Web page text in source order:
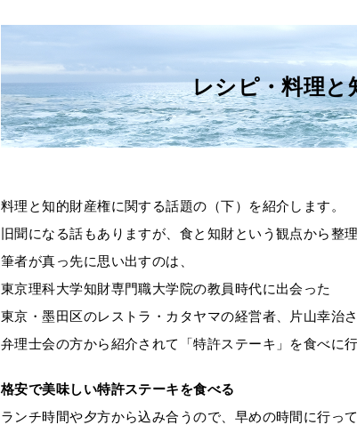
レシピ・料理と
料理と知的財産権に関する話題の（下）を紹介します。
旧聞になる話もありますが、食と知財という観点から整
筆者が真っ先に思い出すのは、
東京理科大学知財専門職大学院の教員時代に出会った
東京・墨田区のレストラ・カタヤマの経営者、片山幸治
弁理士会の方から紹介されて「特許ステーキ」を食べに行
格安で美味しい特許ステーキを食べる
ランチ時間や夕方から込み合うので、早めの時間に行っ